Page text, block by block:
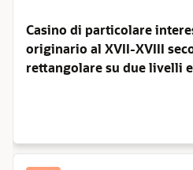
Casino di particolare
originario al XVII-XVIII
rettangolare su due livelli